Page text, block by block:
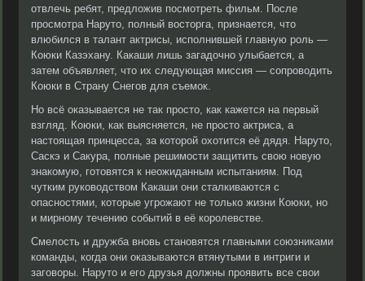
отвлечь ребят, предложив посмотреть фильм. После
просмотра Наруто, полный восторга, признается, что
влюбился в талант актрисы, исполнившей главную роль —
Коюки Казэхану. Какаши лишь загадочно улыбается, а
затем объявляет, что их следующая миссия — сопроводить
Коюки в Страну Снегов для съемок.
Но всё оказывается не так просто, как кажется на первый
взгляд. Коюки, как выясняется, не просто актриса, а
настоящая принцесса, за которой охотится её дядя. Наруто,
Саскэ и Сакура, полные решимости защитить свою новую
знакомую, готовятся к неожиданным испытаниям. Под
чутким руководством Какаши они сталкиваются с
опасностями, которые угрожают не только жизни Коюки, но
и мирному течению событий в её королевстве.
Смелость и дружба вновь становятся главными союзниками
команды, когда они оказываются втянутыми в интриги и
заговоры. Наруто и его друзья должны проявить все свои